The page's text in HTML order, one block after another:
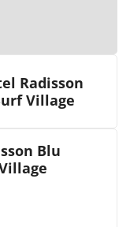
Radisson
Village
Blu